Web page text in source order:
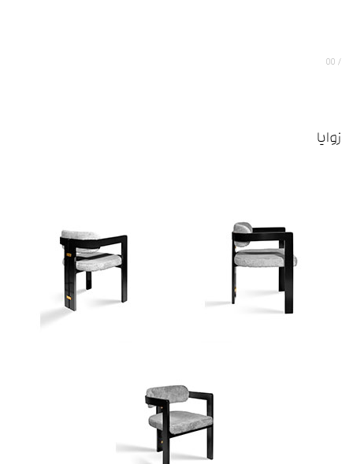
00
زوایا